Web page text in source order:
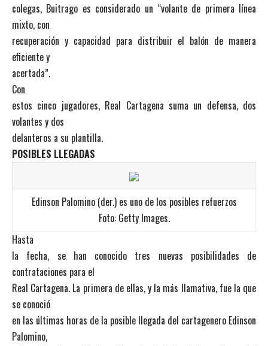
colegas, Buitrago es considerado un “volante de primera línea
mixto, con
recuperación y capacidad para distribuir el balón de manera
eficiente y
acertada”.
Con
estos cinco jugadores, Real Cartagena suma un defensa, dos
volantes y dos
delanteros a su plantilla.
POSIBLES LLEGADAS
Edinson Palomino (der.) es uno de los posibles refuerzos
Foto: Getty Images.
Hasta
la fecha, se han conocido tres nuevas posibilidades de
contrataciones para el
Real Cartagena. La primera de ellas, y la más llamativa, fue la que
se conoció
en las últimas horas de la posible llegada del cartagenero Edinson
Palomino,